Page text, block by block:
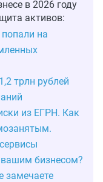
в 2026 году
активов:
на
трлн рублей
из ЕГРН. Как
бизнесом?
замечаете